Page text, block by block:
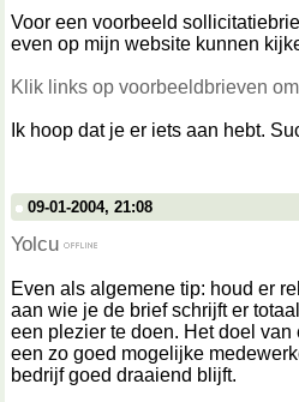
Voor een voorbeeld
even op mijn website kunnen
Klik links op voorbeeldbrieven
Ik hoop dat je er iets aan hebt.
09-01-2004, 21:08
Yolcu
Even als algemene tip: houd er
aan wie je de brief schrijft er
een plezier te doen. Het doel
een zo goed mogelijke
bedrijf goed draaiend blijft.